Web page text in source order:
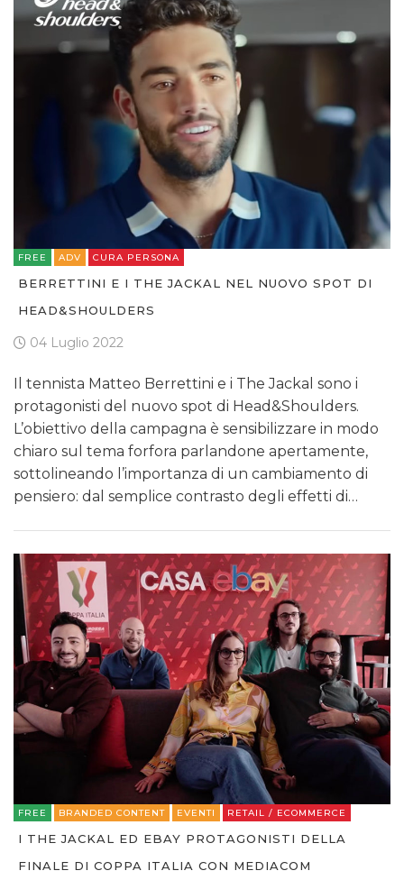
FREE ADV CURA PERSONA
BERRETTINI E I THE JACKAL NEL NUOVO SPOT DI
HEAD&SHOULDERS
04 Luglio 2022
Il tennista Matteo Berrettini e i The Jackal sono i
protagonisti del nuovo spot di Head&Shoulders.
L’obiettivo della campagna è sensibilizzare in modo
chiaro sul tema forfora parlandone apertamente,
sottolineando l’importanza di un cambiamento di
pensiero: dal semplice contrasto degli effetti di…
FREE BRANDED CONTENT EVENTI RETAIL / ECOMMERCE
I THE JACKAL ED EBAY PROTAGONISTI DELLA
FINALE DI COPPA ITALIA CON MEDIACOM